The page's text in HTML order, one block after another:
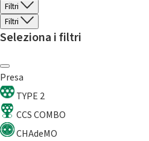
Filtri
Filtri
Seleziona i filtri
Presa
TYPE 2
CCS COMBO
CHAdeMO